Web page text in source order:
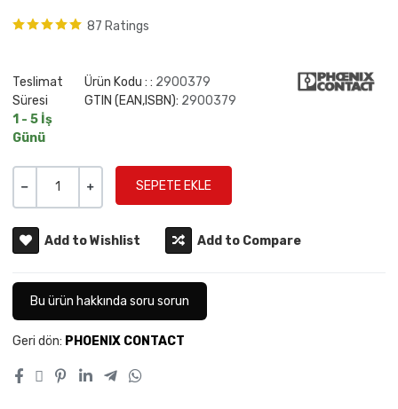
87 Ratings
Teslimat
Süresi
1 - 5 İş
Günü
Ürün Kodu : : 2900379
GTIN (EAN,ISBN): 2900379
Add to Wishlist Add to Compare
Bu ürün hakkında soru sorun
Geri dön: PHOENIX CONTACT